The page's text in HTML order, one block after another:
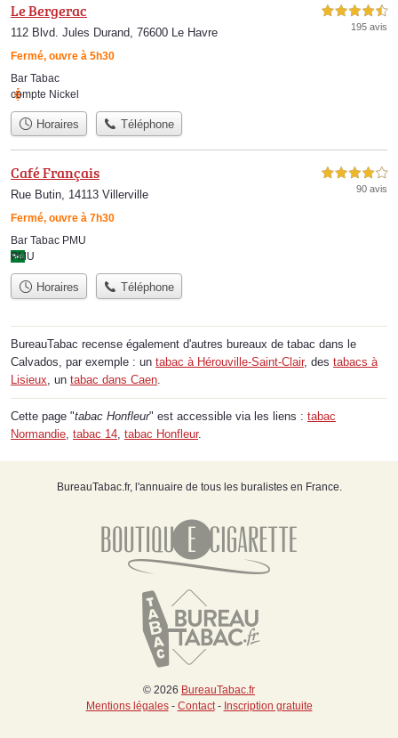
Le Bergerac
112 Blvd. Jules Durand, 76600 Le Havre
Fermé, ouvre à 5h30
4,5 étoiles sur 5
195 avis
Bar Tabac
compte Nickel
Horaires Téléphone
Café Français
Rue Butin, 14113 Villerville
Fermé, ouvre à 7h30
4,0 étoiles sur 5
90 avis
Bar Tabac PMU
PMU
Horaires Téléphone
BureauTabac recense également d'autres bureaux de tabac dans le
Calvados, par exemple : un tabac à Hérouville-Saint-Clair, des tabacs à
Lisieux , un tabac dans Caen
Cette page "tabac Honfleur" est accessible via les liens : tabac
Normandie tabac 14 tabac Honfleur.
BureauTabac.fr, l'annuaire de tous les buralistes en France.
© 2026 BureauTabac.fr
Mentions légales- Contact- Inscription gratuite